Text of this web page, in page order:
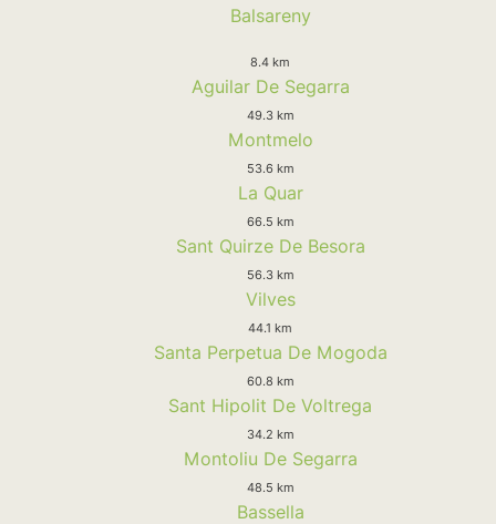
Balsareny
8.4 km
Aguilar De Segarra
49.3 km
Montmelo
53.6 km
La Quar
66.5 km
Sant Quirze De Besora
56.3 km
Vilves
44.1 km
Santa Perpetua De Mogoda
60.8 km
Sant Hipolit De Voltrega
34.2 km
Montoliu De Segarra
48.5 km
Bassella